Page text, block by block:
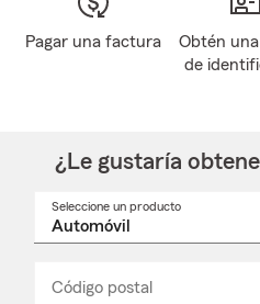
Pagar una factura
Obtén
de
¿Le gustaría
Seleccione un producto
Código postal
_____